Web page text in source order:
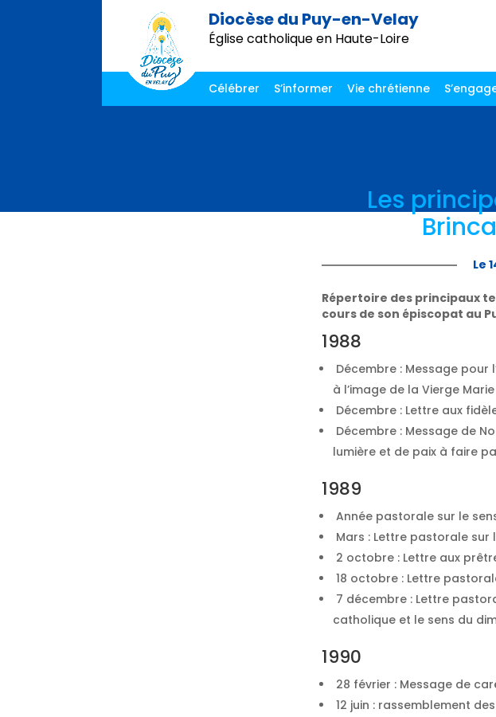
Diocèse du Puy-en-Velay
Église catholique en Haute-Loire
Célébrer
S’informer Vie chrétienne
Les
Le
Répertoire des principaux
cours de son épiscopat au
1988
Décembre : Message pour
à l’image de la Vierge Marie
Décembre : Lettre aux
Décembre : Message de
lumière et de paix à faire
1989
Année pastorale sur le
Mars : Lettre pastorale sur
2 octobre : Lettre aux
18 octobre : Lettre
7 décembre : Lettre
catholique et le sens du
1990
28 février : Message de
12 juin : rassemblement